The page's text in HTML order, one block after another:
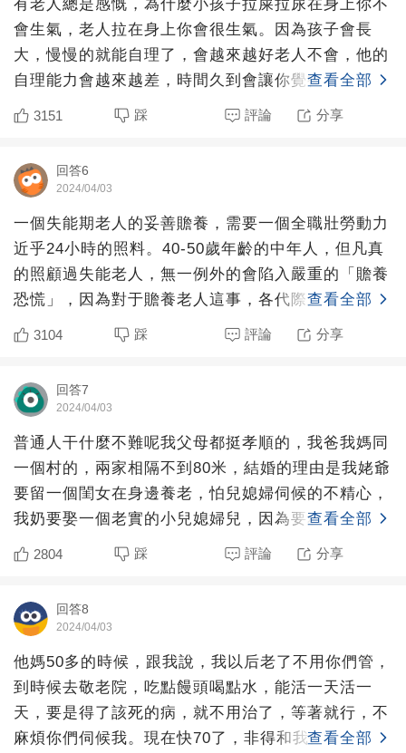
有老人總是感慨，為什麼小孩子拉屎拉尿在身上你不
會生氣，老人拉在身上你會很生氣。因為孩子會長
大，慢慢的就能自理了，會越來越好老人不會，他的
自理能力會越來越差，時間久到會讓你覺得日子沒有
盼頭。
查看全部
3151 踩 評論 分享
回答6
2024/04/03
一個失能期老人的妥善贍養，需要一個全職壯勞動力
近乎24小時的照料。40-50歲年齡的中年人，但凡真
的照顧過失能老人，無一例外的會陷入嚴重的「贍養
恐慌」，因為對于贍養老人這事，各代際之間是存在
結構性矛盾
查看全部
3104 踩 評論 分享
回答7
2024/04/03
普通人干什麼不難呢我父母都挺孝順的，我爸我媽同
一個村的，兩家相隔不到80米，結婚的理由是我姥爺
要留一個閨女在身邊養老，怕兒媳婦伺候的不精心，
我奶要娶一個老實的小兒媳婦兒，因為要和老兒子住
在一個院子里，
查看全部
2804 踩 評論 分享
回答8
2024/04/03
他媽50多的時候，跟我說，我以后老了不用你們管，
到時候去敬老院，吃點饅頭喝點水，能活一天活一
天，要是得了該死的病，就不用治了，等著就行，不
麻煩你們伺候我。現在快70了，非得和我們擠在不到
查看全部